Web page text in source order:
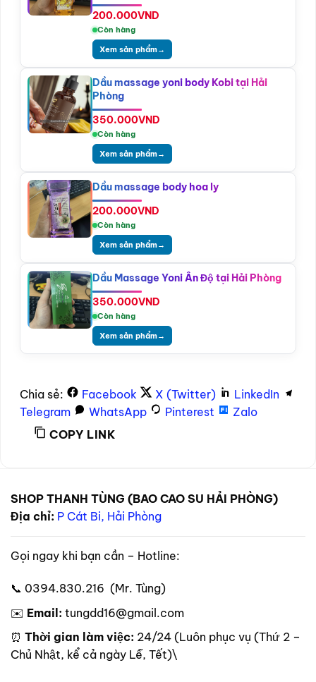
200.000VND
Còn hàng
Xem sản phẩm→
Dầu massage yoni body Kobi tại Hải
Phòng
350.000VND
Còn hàng
Xem sản phẩm→
Dầu massage body hoa ly
200.000VND
Còn hàng
Xem sản phẩm→
Dầu Massage Yoni Ấn Độ tại Hải Phòng
350.000VND
Còn hàng
Xem sản phẩm→
Chia sẻ: Facebook X (Twitter)
LinkedIn
Telegram
WhatsApp Pinterest
Zalo
COPY LINK
SHOP THANH TÙNG (BAO CAO SU HẢI PHÒNG)
Địa chỉ: P Cát Bi, Hải Phòng
Gọi ngay khi bạn cần – Hotline:
📞 0394.830.216 (Mr. Tùng)
✉️ Email: tungdd16@gmail.com
⏰ Thời gian làm việc: 24/24 (Luôn phục vụ (Thứ 2 –
Chủ Nhật, kể cả ngày Lễ, Tết)\